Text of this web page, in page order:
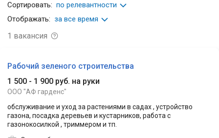
Сортировать: по релевантности
Отображать: за все время
1 вакансия
Рабочий зеленого строительства
1 500 - 1 900 руб. на руки
ООО "АФ гарденс"
обслуживание и уход за растениями в садах , устройство
газона, посадка деревьев и кустарников, работа с
газонокосилкой , триммером и тп.